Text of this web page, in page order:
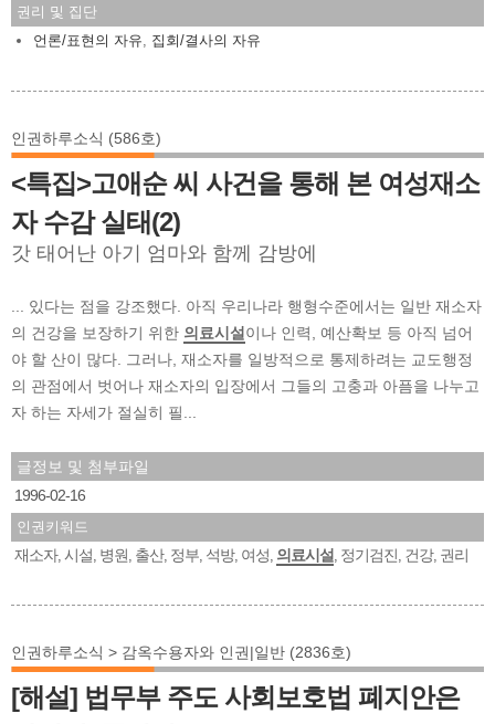
권리 및 집단
언론/표현의 자유
집회/결사의 자유
인권하루소식 (586호)
<특집>고애순 씨 사건을 통해 본 여성재소
자 수감 실태(2)
갓 태어난 아기 엄마와 함께 감방에
... 있다는 점을 강조했다. 아직 우리나라 행형수준에서는 일반 재소자
의 건강을 보장하기 위한 의료시설 이나 인력, 예산확보 등 아직 넘어
야 할 산이 많다. 그러나, 재소자를 일방적으로 통제하려는 교도행정
의 관점에서 벗어나 재소자의 입장에서 그들의 고충과 아픔을 나누고
자 하는 자세가 절실히 필...
글정보 및 첨부파일
1996-02-16
인권키워드
재소자, 시설 병원 출산, 정부 석방, 여성 의료시설 정기검진 건강, 권리
인권하루소식 > 감옥수용자와 인권|일반 (2836호)
[해설] 법무부 주도 사회보호법 폐지안은